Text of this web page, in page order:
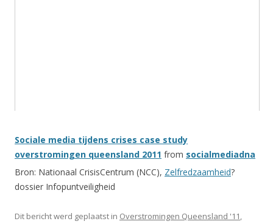
Sociale media tijdens crises case study
overstromingen queensland 2011 from socialmediadna
Bron: Nationaal CrisisCentrum (NCC), Zelfredzaamheid?
dossier Infopuntveiligheid
Dit bericht werd geplaatst in Overstromingen Queensland '11,